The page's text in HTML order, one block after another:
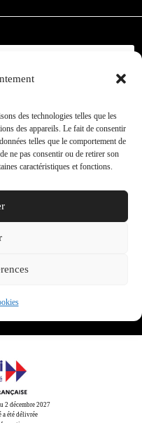
des technologies telles que les
des appareils. Le fait de consentir
telles que le comportement de
ne pas consentir ou de retirer son
caractéristiques et fonctions.
JARIS
Productions
Retour à
toutes nos
réalisations
marketing et
2 décembre 2027
été délivrée